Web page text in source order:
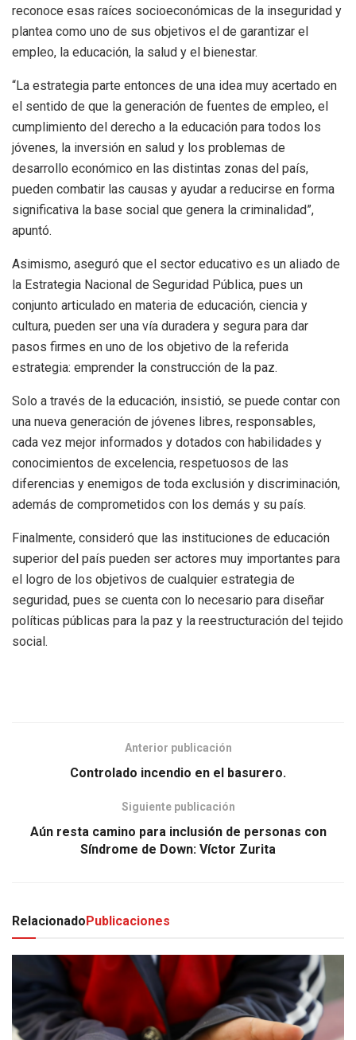
reconoce esas raíces socioeconómicas de la inseguridad y
plantea como uno de sus objetivos el de garantizar el
empleo, la educación, la salud y el bienestar.
“La estrategia parte entonces de una idea muy acertado en
el sentido de que la generación de fuentes de empleo, el
cumplimiento del derecho a la educación para todos los
jóvenes, la inversión en salud y los problemas de
desarrollo económico en las distintas zonas del país,
pueden combatir las causas y ayudar a reducirse en forma
significativa la base social que genera la criminalidad”,
apuntó.
Asimismo, aseguró que el sector educativo es un aliado de
la Estrategia Nacional de Seguridad Pública, pues un
conjunto articulado en materia de educación, ciencia y
cultura, pueden ser una vía duradera y segura para dar
pasos firmes en uno de los objetivo de la referida
estrategia: emprender la construcción de la paz.
Solo a través de la educación, insistió, se puede contar con
una nueva generación de jóvenes libres, responsables,
cada vez mejor informados y dotados con habilidades y
conocimientos de excelencia, respetuosos de las
diferencias y enemigos de toda exclusión y discriminación,
además de comprometidos con los demás y su país.
Finalmente, consideró que las instituciones de educación
superior del país pueden ser actores muy importantes para
el logro de los objetivos de cualquier estrategia de
seguridad, pues se cuenta con lo necesario para diseñar
políticas públicas para la paz y la reestructuración del tejido
social.
Anterior publicación
Controlado incendio en el basurero.
Siguiente publicación
Aún resta camino para inclusión de personas con
Síndrome de Down: Víctor Zurita
RelacionadoPublicaciones